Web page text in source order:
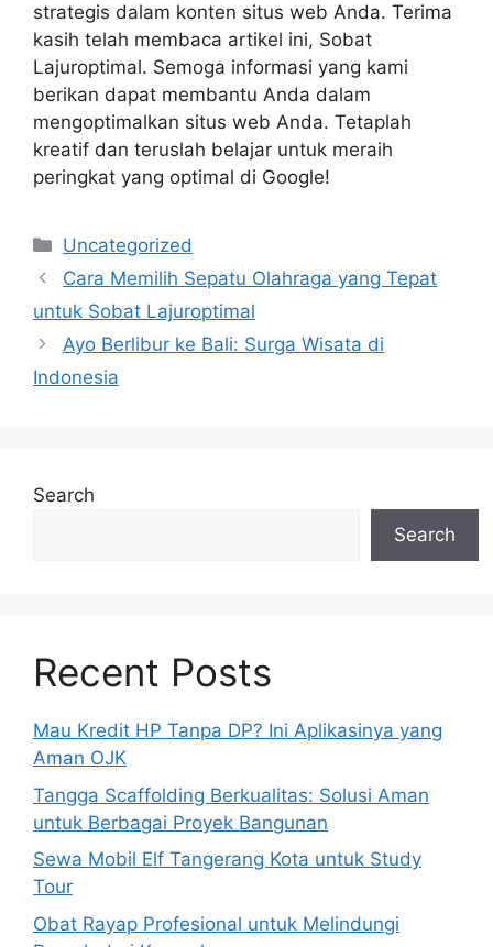
strategis dalam konten situs web Anda. Terima
kasih telah membaca artikel ini, Sobat
Lajuroptimal. Semoga informasi yang kami
berikan dapat membantu Anda dalam
mengoptimalkan situs web Anda. Tetaplah
kreatif dan teruslah belajar untuk meraih
peringkat yang optimal di Google!
Categories
Uncategorized
Cara Memilih Sepatu Olahraga yang Tepat
untuk Sobat Lajuroptimal
Ayo Berlibur ke Bali: Surga Wisata di
Indonesia
Search
Search
Recent Posts
Mau Kredit HP Tanpa DP? Ini Aplikasinya yang
Aman OJK
Tangga Scaffolding Berkualitas: Solusi Aman
untuk Berbagai Proyek Bangunan
Sewa Mobil Elf Tangerang Kota untuk Study
Tour
Obat Rayap Profesional untuk Melindungi